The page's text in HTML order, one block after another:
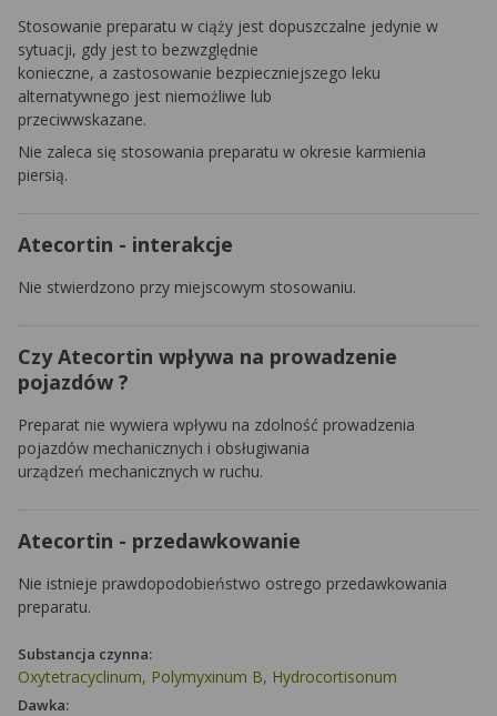
Stosowanie preparatu w ciąży jest dopuszczalne jedynie w
sytuacji, gdy jest to bezwzględnie
konieczne, a zastosowanie bezpieczniejszego leku
alternatywnego jest niemożliwe lub
przeciwwskazane.
Nie zaleca się stosowania preparatu w okresie karmienia
piersią.
Atecortin - interakcje
Nie stwierdzono przy miejscowym stosowaniu.
Czy Atecortin wpływa na prowadzenie
pojazdów ?
Preparat nie wywiera wpływu na zdolność prowadzenia
pojazdów mechanicznych i obsługiwania
urządzeń mechanicznych w ruchu.
Atecortin - przedawkowanie
Nie istnieje prawdopodobieństwo ostrego przedawkowania
preparatu.
Substancja czynna:
Oxytetracyclinum, Polymyxinum B, Hydrocortisonum
Dawka: